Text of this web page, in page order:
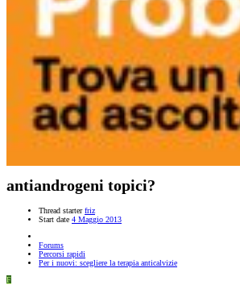
antiandrogeni topici?
Thread starter friz
Start date 4 Maggio 2013
Forums
Percorsi rapidi
Per i nuovi: scegliere la terapia anticalvizie
F